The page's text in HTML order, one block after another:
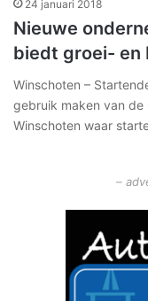
24 januari 2018
Nieuwe
biedt groei- en
Winschoten –
gebruik maken van
Winschoten waar
–